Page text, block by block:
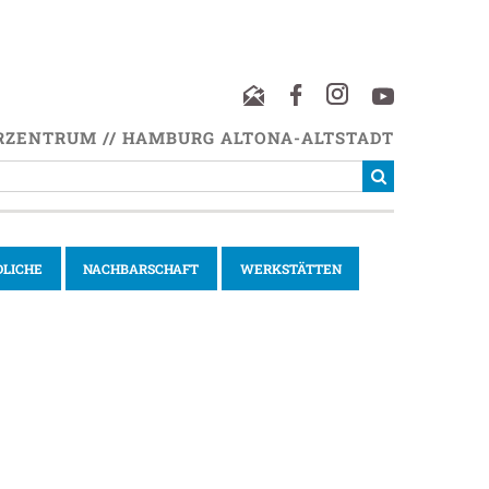
// HAMBURG ALTONA-ALTSTADT
NACHBARSCHAFT WERKSTÄTTEN